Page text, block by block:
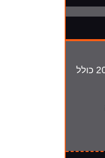
מחשב מנוע מאזדה 3 2011 כולל